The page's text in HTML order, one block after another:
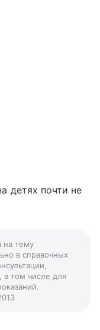
детях почти не
на тему
в справочных
в том числе для